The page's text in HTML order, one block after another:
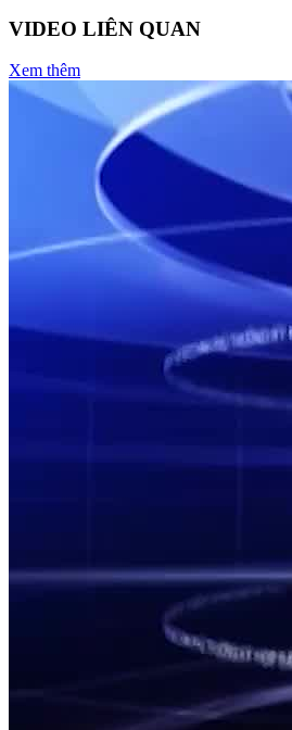
VIDEO LIÊN QUAN
Xem thêm